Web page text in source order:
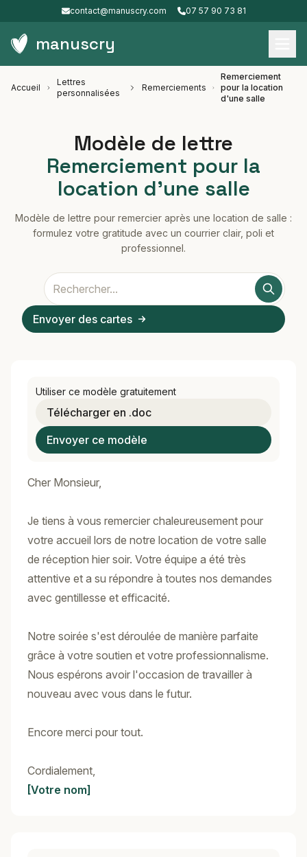
contact@manuscry.com 07 57 90 73 81
manuscry
Accueil
Lettres
personnalisées
Remerciements
Remerciement
pour la location
d'une salle
Modèle de lettre
Remerciement pour la
location d'une salle
Modèle de lettre pour remercier après une location de salle :
formulez votre gratitude avec un courrier clair, poli et
professionnel.
Envoyer des cartes
Utiliser ce modèle gratuitement
Télécharger en .doc
Envoyer ce modèle
Cher Monsieur,
Je tiens à vous remercier chaleureusement pour
votre accueil lors de notre location de votre salle
de réception hier soir. Votre équipe a été très
attentive et a su répondre à toutes nos demandes
avec gentillesse et efficacité.
Notre soirée s'est déroulée de manière parfaite
grâce à votre soutien et votre professionnalisme.
Nous espérons avoir l'occasion de travailler à
nouveau avec vous dans le futur.
Encore merci pour tout.
Cordialement,
[Votre nom]